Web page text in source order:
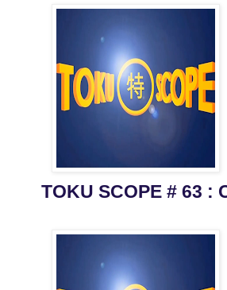
TOKU SCOPE # 63